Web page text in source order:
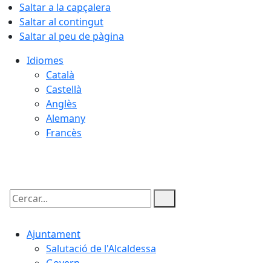
Saltar a la capçalera
Saltar al contingut
Saltar al peu de pàgina
Idiomes
Català
Castellà
Anglès
Alemany
Francès
Cercar:
Ajuntament
Salutació de l'Alcaldessa